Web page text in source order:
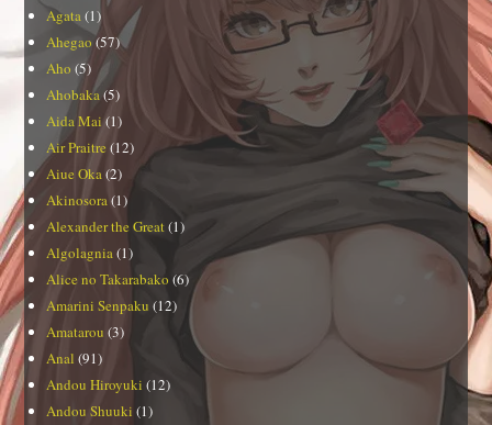
Agata (1)
Ahegao(57)
Aho (5)
Ahobaka (5)
Aida Mai(1)
Air Praitre (12)
Aiue Oka (2)
Akinosora (1)
Alexander the Great(1)
Algolagnia (1)
Alice no Takarabako (6)
Amarini Senpaku (12)
Amatarou (3)
Anal (91)
Andou Hiroyuki (12)
Andou Shuuki (1)